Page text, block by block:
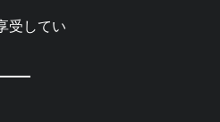
受してい